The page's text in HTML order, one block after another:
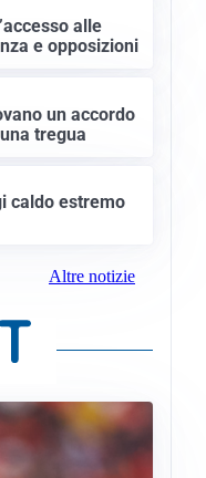
alle
e opposizioni
un accordo
tregua
caldo estremo
Altre notizie